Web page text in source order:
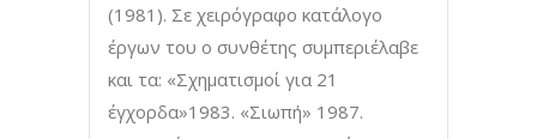
(1981). Σε χειρόγραφο κατάλογο
έργων του ο συνθέτης συμπεριέλαβε
και τα: «Σχηματισμοί για 21
έγχορδα»1983. «Σιωπή» 1987.